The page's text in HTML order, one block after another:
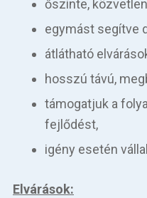
őszinte,
egymást segítve
átlátható
hosszú távú,
támogatjuk a
fejlődést,
igény esetén
Elvárások: